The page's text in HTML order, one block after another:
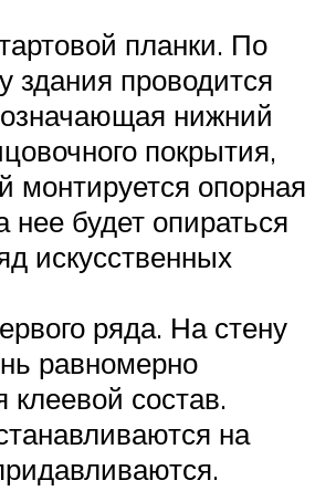
планки. По
здания проводится
нижний
покрытия,
монтируется опорная
нее будет опираться
искусственных
ряда. На стену
равномерно
клеевой состав.
на